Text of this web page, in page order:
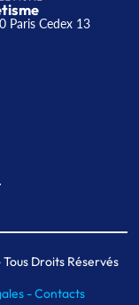
Paris Cedex 13
Droits Réservés
-Contacts